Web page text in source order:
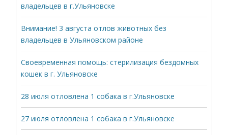
владельцев в г.Ульяновске
Внимание! 3 августа отлов животных без
владельцев в Ульяновском районе
Своевременная помощь: стерилизация бездомных
кошек в г. Ульяновске
28 июля отловлена 1 собака в г.Ульяновске
27 июля отловлена 1 собака в г.Ульяновске